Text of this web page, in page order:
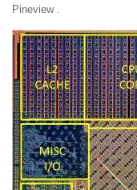
Pineview .